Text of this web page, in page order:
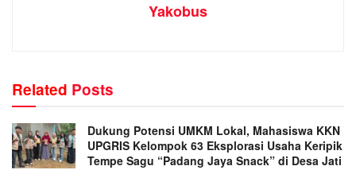
Yakobus
Related Posts
Dukung Potensi UMKM Lokal, Mahasiswa KKN
UPGRIS Kelompok 63 Eksplorasi Usaha Keripik
Tempe Sagu “Padang Jaya Snack” di Desa Jati